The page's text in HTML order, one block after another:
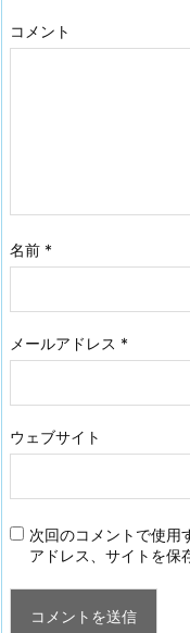
コメント
名前 *
メールアドレス *
ウェブサイト
次回のコメントで使用
アドレス、サイトを保